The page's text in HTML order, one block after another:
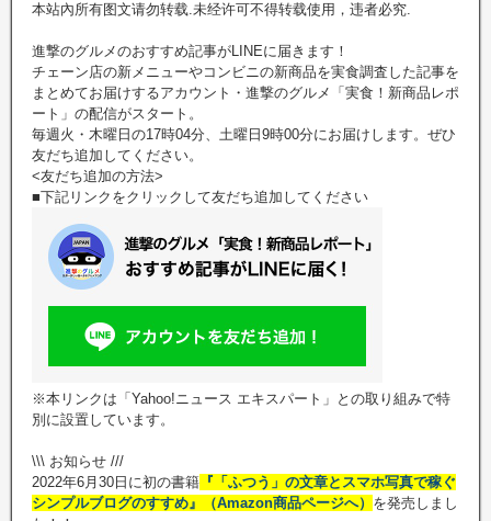
本站內所有图文请勿转载.未经许可不得转载使用，违者必究.
進撃のグルメのおすすめ記事がLINEに届きます！
チェーン店の新メニューやコンビニの新商品を実食調査した記事を
まとめてお届けするアカウント・進撃のグルメ「実食！新商品レポ
ート」の配信がスタート。
毎週火・木曜日の17時04分、土曜日9時00分にお届けします。ぜひ
友だち追加してください。
<友だち追加の方法>
■下記リンクをクリックして友だち追加してください
※本リンクは「Yahoo!ニュース エキスパート」との取り組みで特
別に設置しています。
\\\ お知らせ ///
2022年6月30日に初の書籍 『「ふつう」の文章とスマホ写真で稼ぐ
シンプルブログのすすめ』（Amazon商品ページへ） を発売しまし